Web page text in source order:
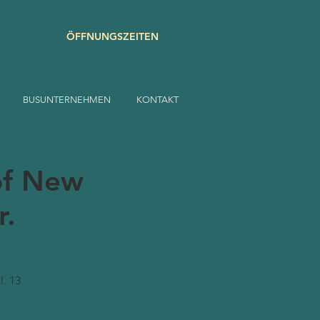
ÖFFNUNGSZEITEN
BUSUNTERNEHMEN KONTAKT
New
13